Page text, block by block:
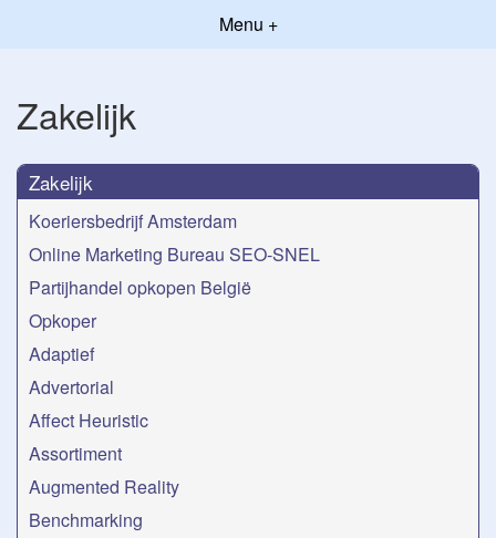
Menu +
Zakelijk
Zakelijk
Koeriersbedrijf Amsterdam
Online Marketing Bureau SEO-SNEL
Partijhandel opkopen België
Opkoper
Adaptief
Advertorial
Affect Heuristic
Assortiment
Augmented Reality
Benchmarking